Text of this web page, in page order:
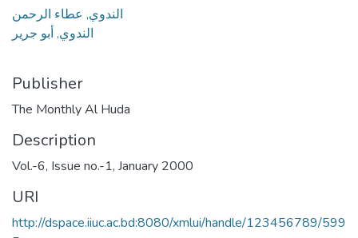
الندوي, عطاء الرحمن
الندوي, أبو جرير
Publisher
The Monthly Al Huda
Description
Vol.-6, Issue no.-1, January 2000
URI
http://dspace.iiuc.ac.bd:8080/xmlui/handle/123456789/599